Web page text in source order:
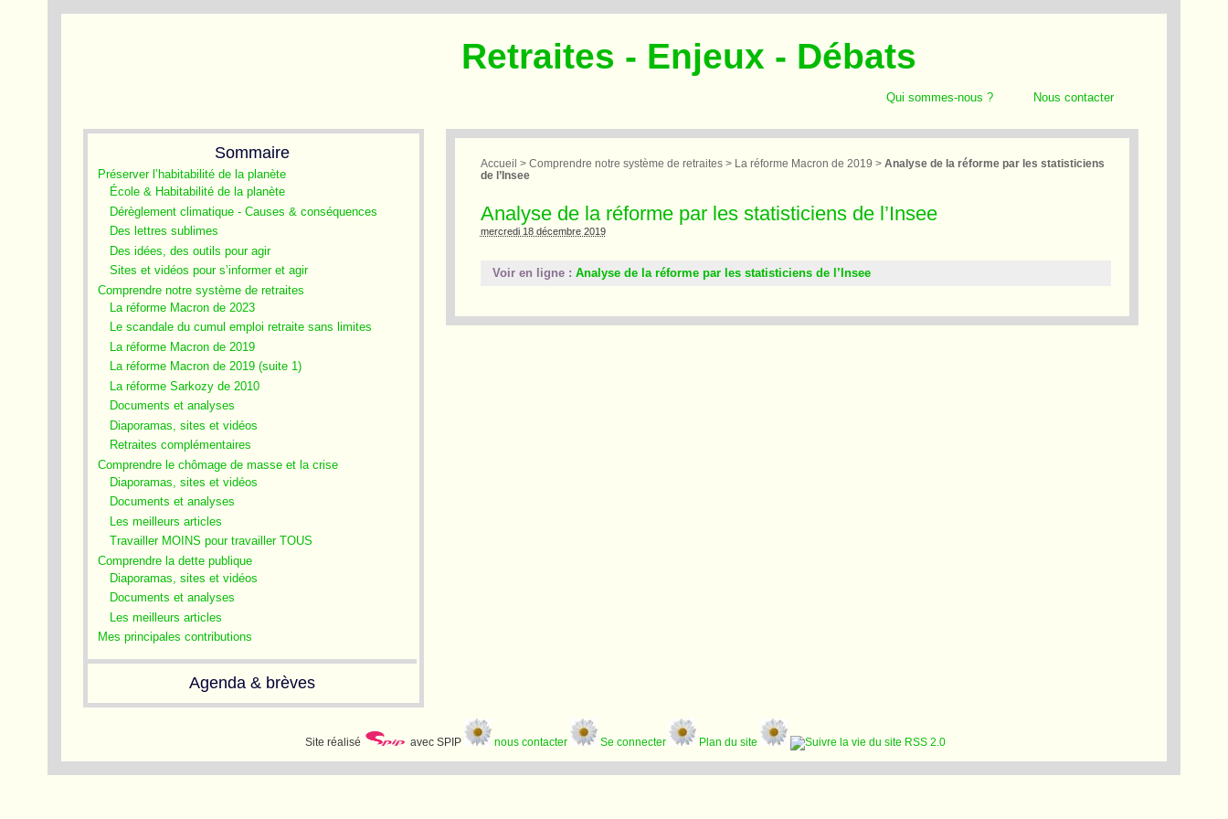
Retraites - Enjeux - Débats
Qui sommes-nous ? Nous contacter
Sommaire
Préserver l’habitabilité de la planète
École & Habitabilité de la planète
Dérèglement climatique - Causes & conséquences
Des lettres sublimes
Des idées, des outils pour agir
Sites et vidéos pour s’informer et agir
Comprendre notre système de retraites
La réforme Macron de 2023
Le scandale du cumul emploi retraite sans limites
La réforme Macron de 2019
La réforme Macron de 2019 (suite 1)
La réforme Sarkozy de 2010
Documents et analyses
Diaporamas, sites et vidéos
Retraites complémentaires
Comprendre le chômage de masse et la crise
Diaporamas, sites et vidéos
Documents et analyses
Les meilleurs articles
Travailler MOINS pour travailler TOUS
Comprendre la dette publique
Diaporamas, sites et vidéos
Documents et analyses
Les meilleurs articles
Mes principales contributions
Agenda & brèves
Accueil > Comprendre notre système de retraites> La réforme Macron de 2019 > Analyse de la réforme par les statisticiens
de l’Insee
Analyse de la réforme par les statisticiens de l’Insee
mercredi 18 décembre 2019
Voir en ligne : Analyse de la réforme par les statisticiens de l’Insee
Site réalisé avec SPIP nous contacter Se connecter Plan du site RSS 2.0